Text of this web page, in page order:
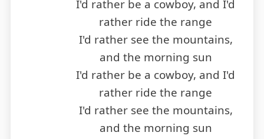
I'd rather be a cowboy, and I'd
rather ride the range
I'd rather see the mountains,
and the morning sun
I'd rather be a cowboy, and I'd
rather ride the range
I'd rather see the mountains,
and the morning sun